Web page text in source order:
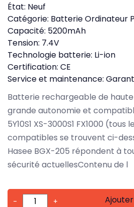
État: Neuf
Catégorie: Batterie Ordinateur
Capacité: 5200mAh
Tension: 7.4V
Technologie batterie: Li-ion
Certification: CE
Service et maintenance:
Batterie rechargeable de
grande autonomie et
5Y10S1 XS-3000S1 FX1000 (tous
compatibles se trouvent ci-
Hasee BGX-205 répondent à
sécurité actuellesContenu de l
- +